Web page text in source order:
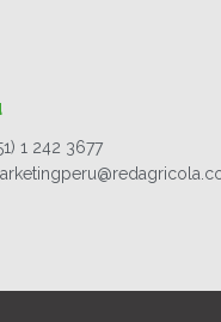
1 242 3677